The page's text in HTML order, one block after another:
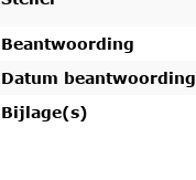
Beantwoording
Datum beantwoording
Bijlage(s)